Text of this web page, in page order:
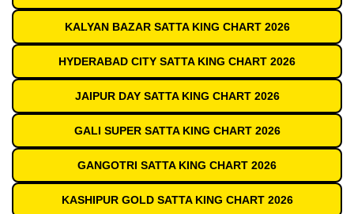
KALYAN BAZAR SATTA KING CHART 2026
HYDERABAD CITY SATTA KING CHART 2026
JAIPUR DAY SATTA KING CHART 2026
GALI SUPER SATTA KING CHART 2026
GANGOTRI SATTA KING CHART 2026
KASHIPUR GOLD SATTA KING CHART 2026